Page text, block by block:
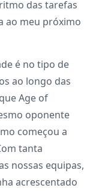
das tarefas
ao meu próximo
é no tipo de
ao longo das
Age of
oponente
começou a
tanta
nossas equipas,
acrescentado